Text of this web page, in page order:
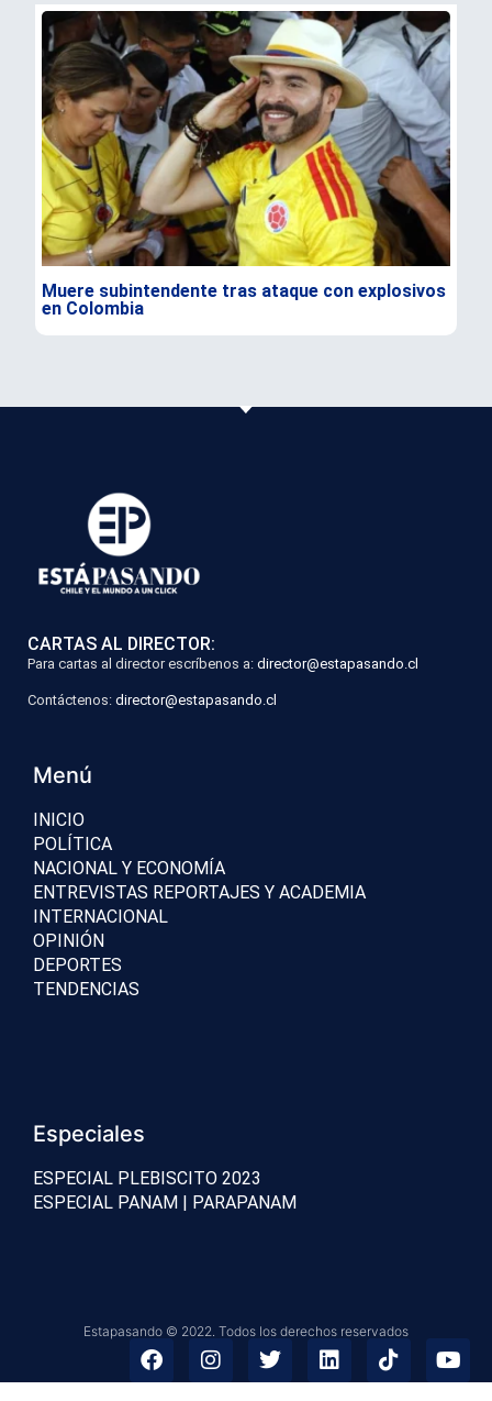
Muere subintendente tras ataque con explosivos
en Colombia
CARTAS AL DIRECTOR:
Para cartas al director escríbenos a: director@estapasando.cl
Contáctenos: director@estapasando.cl
Menú
INICIO
POLÍTICA
NACIONAL Y ECONOMÍA
ENTREVISTAS REPORTAJES Y ACADEMIA
INTERNACIONAL
OPINIÓN
DEPORTES
TENDENCIAS
Especiales
ESPECIAL PLEBISCITO 2023
ESPECIAL PANAM | PARAPANAM
Estapasando © 2022. Todos los derechos reservados